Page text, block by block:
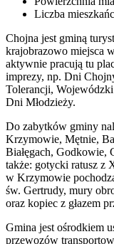
Liczba
Chojna jest gminą
krajobrazowo miejsca
aktywnie pracują tu
imprezy, np. Dni
Tolerancji,
Dni Młodzieży.
Do zabytków gminy
Krzymowie, Mętnie,
Białęgach, Godkowie,
także: gotycki ratusz z
w Krzymowie
św. Gertrudy, mury
oraz kopiec z głazem
Gmina jest ośrodkiem
przewozów